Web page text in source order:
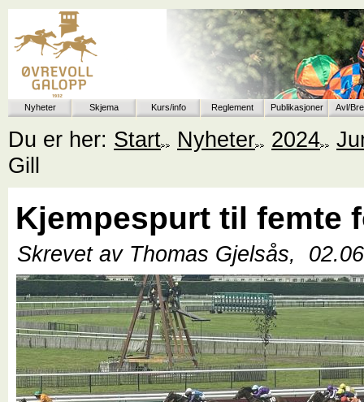
Nyheter Skjema Kurs/info Reglement Publikasjoner Avl/
Du er her: Start Nyheter 2024
Gill
Kjempespurt til femte
Skrevet av Thomas Gjelsås,